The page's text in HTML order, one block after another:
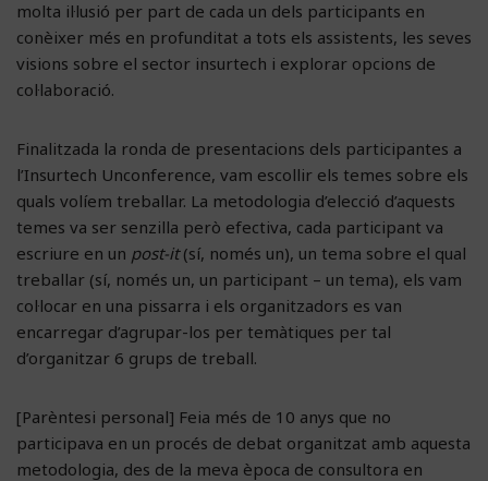
molta il·lusió per part de cada un dels participants en
conèixer més en profunditat a tots els assistents, les seves
visions sobre el sector insurtech i explorar opcions de
col·laboració.
Finalitzada la ronda de presentacions dels participantes a
l’Insurtech Unconference, vam escollir els temes sobre els
quals volíem treballar. La metodologia d’elecció d’aquests
temes va ser senzilla però efectiva, cada participant va
escriure en un post-it(sí, només un), un tema sobre el qual
treballar (sí, només un, un participant – un tema), els vam
col·locar en una pissarra i els organitzadors es van
encarregar d’agrupar-los per temàtiques per tal
d’organitzar 6 grups de treball.
[Parèntesi personal] Feia més de 10 anys que no
participava en un procés de debat organitzat amb aquesta
metodologia, des de la meva època de consultora en